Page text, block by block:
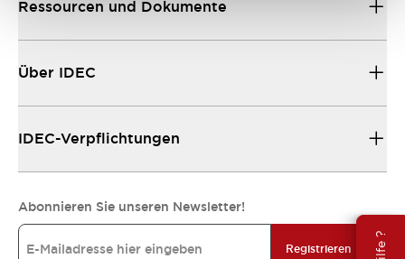
Ressourcen und Dokumente
Über IDEC
IDEC-Verpflichtungen
Abonnieren Sie unseren Newsletter!
Registrieren